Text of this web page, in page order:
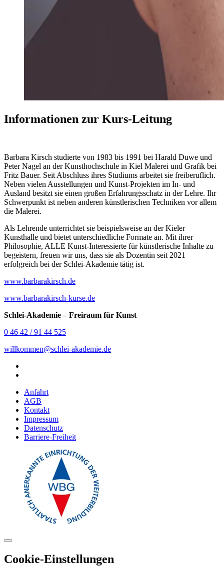
Informationen zur Kurs-Leitung
Barbara Kirsch studierte von 1983 bis 1991 bei Harald Duwe und
Peter Nagel an der Kunsthochschule in Kiel Malerei und Grafik bei
Fritz Bauer. Seit Abschluss ihres Studiums arbeitet sie freiberuflich.
Neben vielen Ausstellungen und Kunst-Projekten im In- und
Ausland besitzt sie einen großen Erfahrungsschatz in der Lehre. Ihr
Schwerpunkt ist neben anderen künstlerischen Techniken vor allem
die Malerei.
Als Lehrende unterrichtet sie beispielsweise an der Kieler
Kunsthalle und bietet unterschiedliche Formate an. Mit ihrer
Philosophie, ALLE Kunst-Interessierte für künstlerische Inhalte zu
begeistern, freuen wir uns, dass sie als Dozentin seit 2021
erfolgreich bei der Schlei-Akademie tätig ist.
www.barbarakirsch.de
www.barbarakirsch-kurse.de
Schlei-Akademie – Freiraum für Kunst
0 46 42 / 91 44 525
willkommen@schlei-akademie.de
Anfahrt
AGB
Kontakt
Impressum
Datenschutz
Barriere-Freiheit
Cookie-Einstellungen